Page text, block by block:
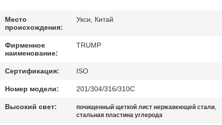
КОНТРОЛЬ
КАЧЕСТВА
СВЯЖИТЕСЬ
С
НАМИ
Место
происхождения:
Укси, Китай
Фирменное
наименование:
TRUMP
Сертификация: ISO
Номер модели: 201/304/316/310С
Высокий свет: почищенный щеткой лист нержавеющей стали,
стальная пластина углерода